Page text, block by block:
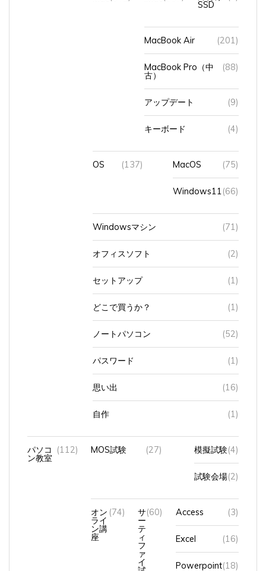
MacBook Air (201)
MacBook Pro（中
古）
(88)
アップデート (9)
キーボード (4)
OS (137) MacOS (75)
Windows11(66)
Windowsマシン (71)
オフィスソフト (2)
セットアップ (1)
どこで買うか？ (1)
ノートパソコン (52)
パスワード (1)
思い出 (16)
自作 (1)
パソコ
ン教室
(112) MOS試験 (27) 模擬試験(4)
試験会場(2)
オン
ン講
座
(74) サ
テ
ィ
フ
ァ
イ
試
験
(60) Access (3)
Excel (16)
Powerpoint(18)